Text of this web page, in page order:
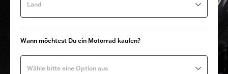
Land
Wann möchtest Du ein Motorrad kaufen?
Wähle bitte eine Option aus